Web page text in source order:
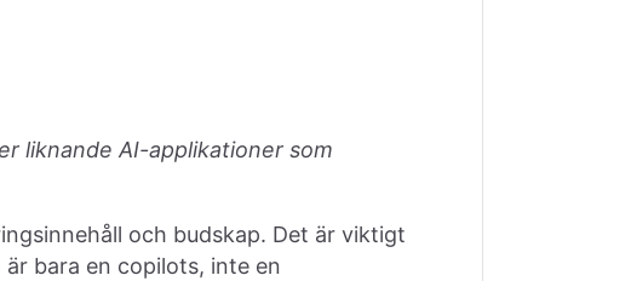
liknande AI-applikationer som
och budskap. Det är viktigt
bara en copilots, inte en